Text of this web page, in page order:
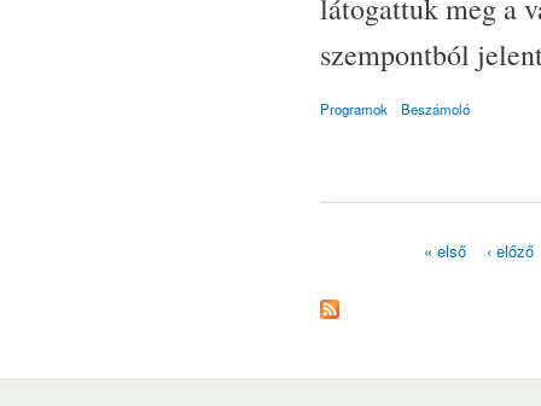
látogattuk meg a
szempontból
Programok Beszámoló
« első ‹ előző